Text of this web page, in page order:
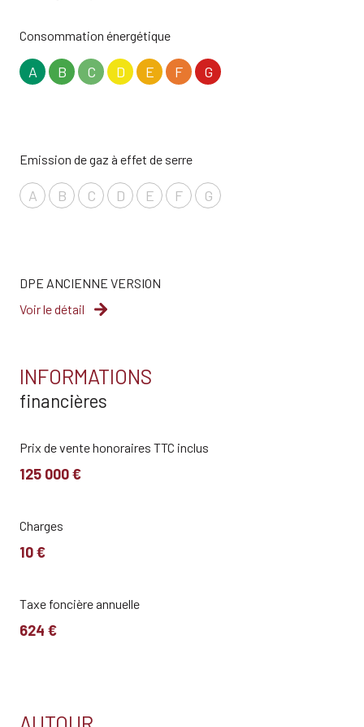
Chauffage individuel : convecteur (electrique)
Chauffage individuel : convecteur (electrique)
exposition Est
1er étage
vue Vaison
terrasse
Consommation énergétique
A B C D E F G
Emission de gaz à effet de serre
A B C D E F G
DPE ANCIENNE VERSION
Voir le détail
INFORMATIONS
financières
Prix de vente honoraires TTC inclus
125 000 €
Charges
10 €
Taxe foncière annuelle
624 €